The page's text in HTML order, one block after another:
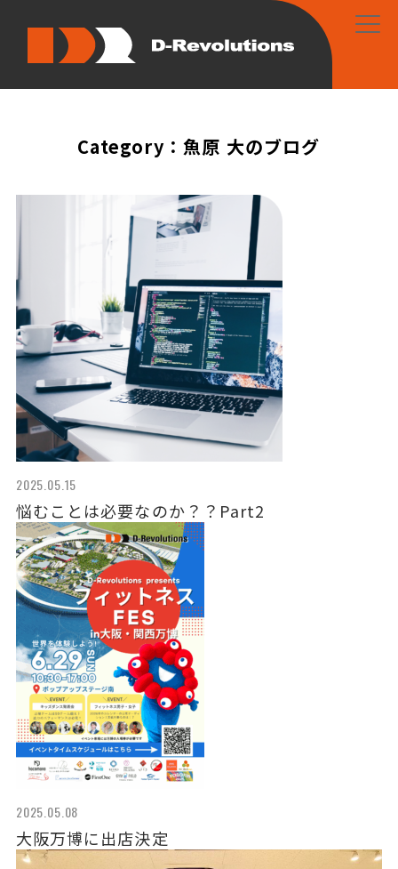
Category：魚原 大のブログ
2025.05.15
悩むことは必要なのか？？Part2
2025.05.08
大阪万博に出店決定